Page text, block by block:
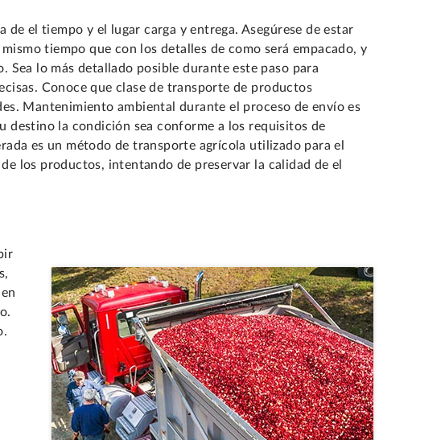
de el tiempo y el lugar carga y entrega. Asegúrese de estar
tiempo que con los detalles de como será empacado, y
Sea lo más detallado posible durante este paso para
Conoce que clase de transporte de productos
Mantenimiento ambiental durante el proceso de envío es
destino la condición sea conforme a los requisitos de
es un método de transporte agrícola utilizado para el
los productos, intentando de preservar la calidad de el